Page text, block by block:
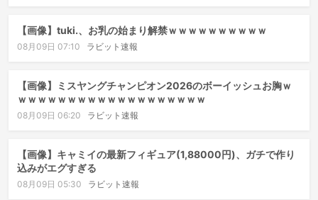
【画像】tuki.、お乳の始まり解禁ｗｗｗｗｗｗｗｗｗｗ
08月09日 07:10 ラビット速報
【画像】ミスヤングチャンピオン2026のボーイッシュお胸ｗ
ｗｗｗｗｗｗｗｗｗｗｗｗｗｗｗｗｗｗｗ
08月09日 06:20 ラビット速報
【画像】キャミイの最新フィギュア(1,88000円)、ガチで作り
込みがエグすぎる
08月09日 05:30 ラビット速報